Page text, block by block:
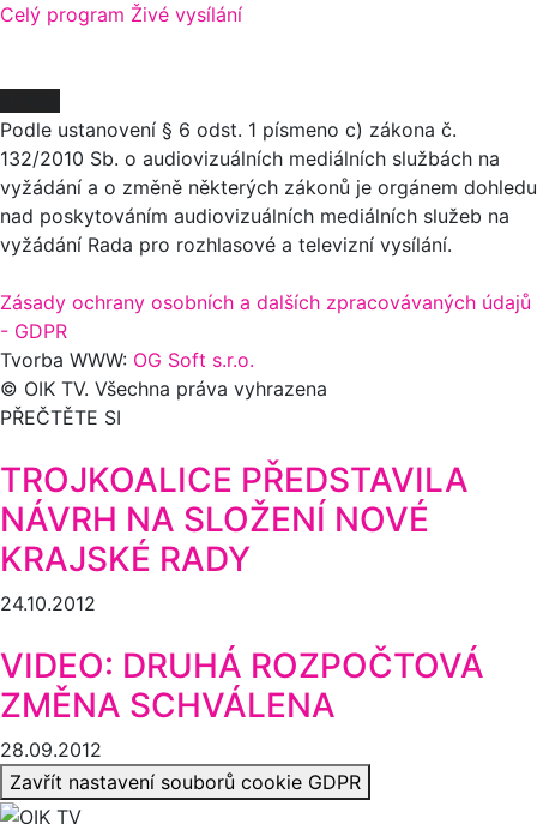
Celý program Živé vysílání
Podle ustanovení § 6 odst. 1 písmeno c) zákona č.
132/2010 Sb. o audiovizuálních mediálních službách na
vyžádání a o změně některých zákonů je orgánem dohledu
nad poskytováním audiovizuálních mediálních služeb na
vyžádání Rada pro rozhlasové a televizní vysílání.
Zásady ochrany osobních a dalších zpracovávaných údajů
- GDPR
Tvorba WWW: OG Soft s.r.o.
© OIK TV. Všechna práva vyhrazena
PŘEČTĚTE SI
TROJKOALICE PŘEDSTAVILA
NÁVRH NA SLOŽENÍ NOVÉ
KRAJSKÉ RADY
24.10.2012
VIDEO: DRUHÁ ROZPOČTOVÁ
ZMĚNA SCHVÁLENA
28.09.2012
Zavřít nastavení souborů cookie GDPR